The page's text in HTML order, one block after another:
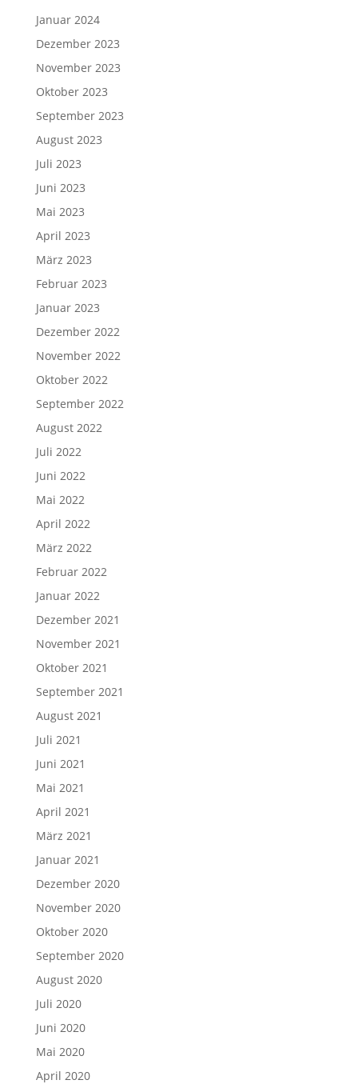
Januar 2024
Dezember 2023
November 2023
Oktober 2023
September 2023
August 2023
Juli 2023
Juni 2023
Mai 2023
April 2023
März 2023
Februar 2023
Januar 2023
Dezember 2022
November 2022
Oktober 2022
September 2022
August 2022
Juli 2022
Juni 2022
Mai 2022
April 2022
März 2022
Februar 2022
Januar 2022
Dezember 2021
November 2021
Oktober 2021
September 2021
August 2021
Juli 2021
Juni 2021
Mai 2021
April 2021
März 2021
Januar 2021
Dezember 2020
November 2020
Oktober 2020
September 2020
August 2020
Juli 2020
Juni 2020
Mai 2020
April 2020